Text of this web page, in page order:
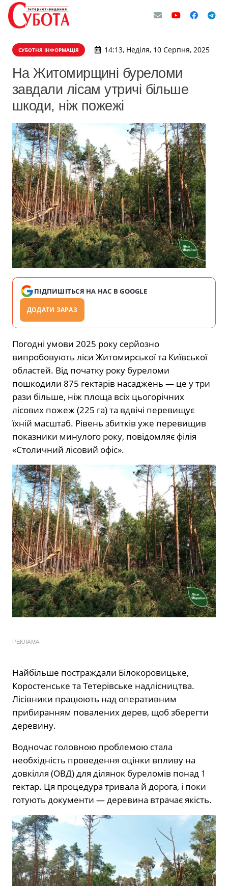
СУБОТНЯ ІНФОРМАЦІЯ 14:13, Неділя, 10 Серпня, 2025
На Житомирщині буреломи
завдали лісам утричі більше
шкоди, ніж пожежі
ПІДПИШІТЬСЯ НА НАС В GOOGLE
ДОДАТИ ЗАРАЗ
Погодні умови 2025 року серйозно
випробовують ліси Житомирської та Київської
областей. Від початку року буреломи
пошкодили 875 гектарів насаджень — це у три
рази більше, ніж площа всіх цьогорічних
лісових пожеж (225 га) та вдвічі перевищує
їхній масштаб. Рівень збитків уже перевищив
показники минулого року, повідомляє філія
«Столичний лісовий офіс».
РЕКЛАМА
Найбільше постраждали Білокоровицьке,
Коростенське та Тетерівське надлісництва.
Лісівники працюють над оперативним
прибиранням повалених дерев, щоб зберегти
деревину.
Водночас головною проблемою стала
необхідність проведення оцінки впливу на
довкілля (ОВД) для ділянок буреломів понад 1
гектар. Ця процедура тривала й дорога, і поки
готують документи — деревина втрачає якість.